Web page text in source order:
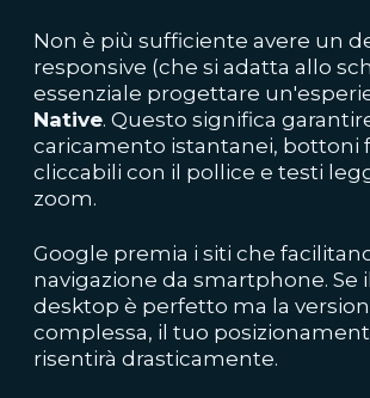
Non è più sufficiente avere un
responsive (che si adatta allo
essenziale progettare
Native. Questo significa
caricamento istantanei, bottoni
cliccabili con il pollice e testi
zoom.
Google premia i siti che
navigazione da smartphone. Se
desktop è perfetto ma la
complessa, il tuo
risentirà drasticamente.